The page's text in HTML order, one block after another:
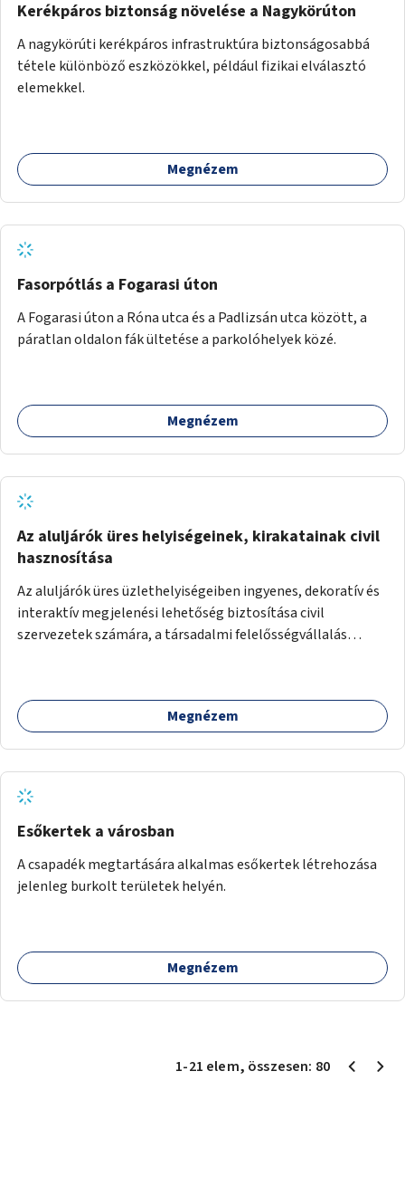
Kerékpáros biztonság növelése a Nagykörúton
A nagykörúti kerékpáros infrastruktúra biztonságosabbá
tétele különböző eszközökkel, például fizikai elválasztó
elemekkel.
Megnézem
Fasorpótlás a Fogarasi úton
A Fogarasi úton a Róna utca és a Padlizsán utca között, a
páratlan oldalon fák ültetése a parkolóhelyek közé.
Megnézem
Az aluljárók üres helyiségeinek, kirakatainak civil
hasznosítása
Az aluljárók üres üzlethelyiségeiben ingyenes, dekoratív és
interaktív megjelenési lehetőség biztosítása civil
szervezetek számára, a társadalmi felelősségvállalás
például rajzokkal, kérdésekkel, üzenetküldési lehetőséggel
vagy akciónapokkal – bérleti és közüzemi díjak nélkül, a
Megnézem
Esőkertek a városban
A csapadék megtartására alkalmas esőkertek létrehozása
jelenleg burkolt területek helyén.
Megnézem
1-21 elem, összesen: 80